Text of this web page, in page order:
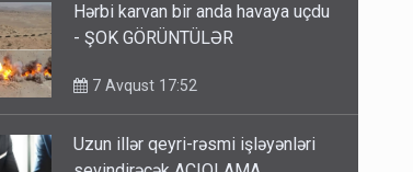
Hərbi karvan bir anda havaya uçdu
- ŞOK GÖRÜNTÜLƏR
7 Avqust 17:52
Uzun illər qeyri-rəsmi işləyənləri